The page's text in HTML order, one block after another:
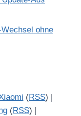
ohne
(RSS) |
(RSS) |